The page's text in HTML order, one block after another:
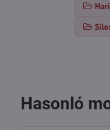
Hasonló